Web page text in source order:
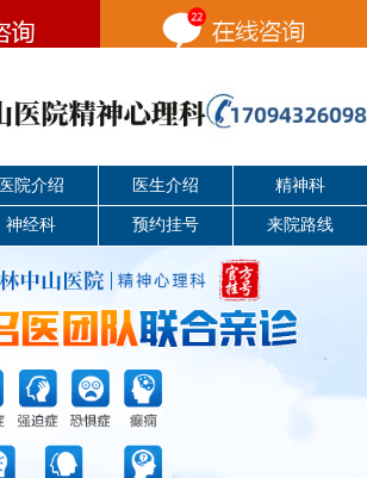
医院介绍 医生介绍 精神科
神经科 预约挂号 来院路线